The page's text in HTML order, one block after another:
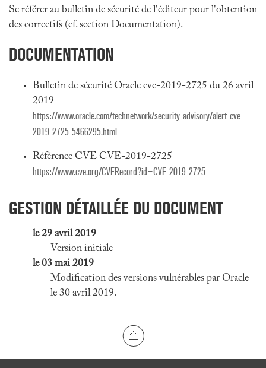
Se référer au bulletin de sécurité de l'éditeur pour l'obtention
des correctifs (cf. section Documentation).
DOCUMENTATION
Bulletin de sécurité Oracle cve-2019-2725 du 26 avril
2019
https://www.oracle.com/technetwork/security-advisory/alert-cve-
2019-2725-5466295.html
Référence CVE CVE-2019-2725
https://www.cve.org/CVERecord?id=CVE-2019-2725
GESTION DÉTAILLÉE DU DOCUMENT
le 29 avril 2019
Version initiale
le 03 mai 2019
Modification des versions vulnérables par Oracle
le 30 avril 2019.